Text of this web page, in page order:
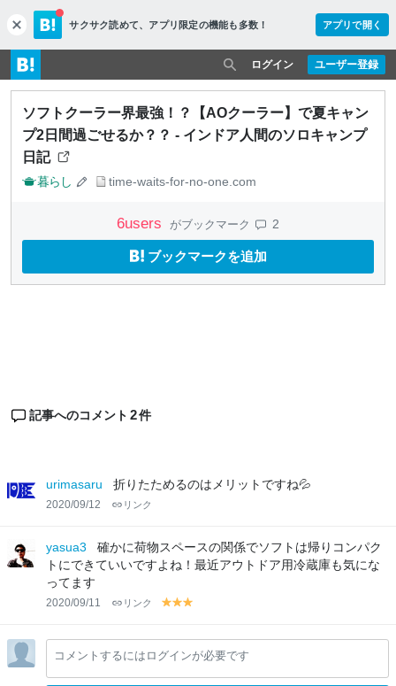
c
l
o
s
e
サクサク読めて、 アプリ限定の機能も多数！ アプリで開く
ユーザー登録
ログイン
ソフトクーラー界最強！？【AOクーラー】で夏キャン
プ2日間過ごせるか？？ - インドア人間のソロキャンプ
日記
暮らし time-waits-for-no-one.com
6users がブックマーク 2
ブックマークを追加
記事へのコメント 2件
urimasaru 折りたためるのはメリットですね💦
2020/09/12 リンク
yasua3
確かに荷物スペースの関係でソフトは帰りコンパク
トにできていいですよね！最近アウトドア用冷蔵庫も気にな
ってます
2020/09/11 リンク
y
lo
w
y
lo
w
lo
w
コメントするにはログインが必要です